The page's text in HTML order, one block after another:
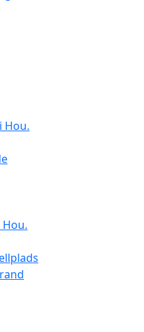
Hou.
Hou.